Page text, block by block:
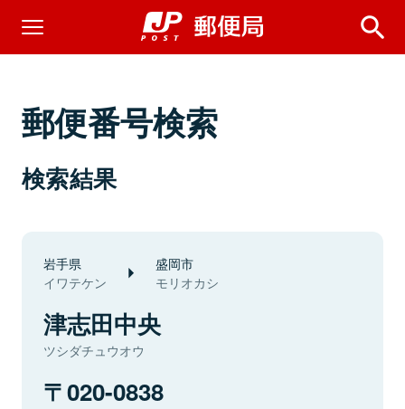
郵便番号検索
検索結果
岩手県
イワテケン
盛岡市
モリオカシ
津志田中央
ツシダチュウオウ
020-0838